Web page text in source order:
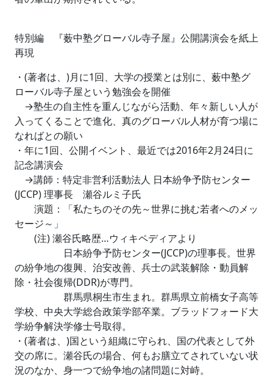
特別編 『薮中塾グローバル寺子屋』公開講演会を紙上
再現
・(著者は、)月に1回、大学の授業とは別に、薮中塾グ
ローバル寺子屋という勉強会を開催
→塾生の自主性を重んじながら活動、年々新しい人が
入ってくることで進化、真のグローバル人材が育つ場に
なればとの願い
・年に1回、公開イベント、最近では2016年2月24日に
記念講演会
→講師：特定非営利活動法人 日本紛争予防センター
(JCCP) 理事長 瀬谷ルミ子氏
演題：「私たちのその先～世界に挑む若者へのメッ
セージ～」
(注) 瀬谷氏略歴…ウィキペディアより
日本紛争予防センター(JCCP)の理事長。世界
の紛争地の復興、治安改善、兵士の武装解除・動員解
除・社会復帰(DDR)が専門。
群馬県桐生市生まれ。群馬県立前橋女子高等
学校、中央大学総合政策学部卒業。ブラッドフォード大
学紛争解決学修士号取得。
・(著者は、)国という組織に守られ、国の代表として外
交の席に。瀬谷氏の場合、何もお膳立てされていない状
況のなか、身一つで紛争地の諸問題に対峙。